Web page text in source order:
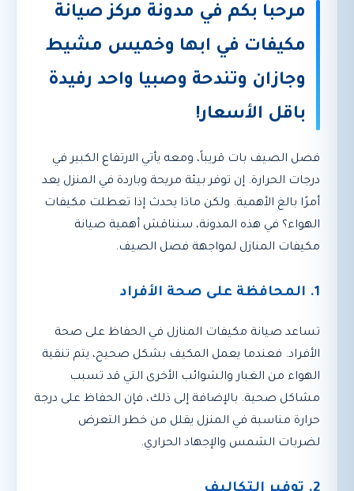
مرحبا بكم في مدونة مركز صيانة
مكيفات في ابها وخميس مشيط
وجازان وتندحة وصبيا واحد رفيدة
باقل الأسعار!
فصل الصيف بات قريباً، ومعه يأتي الارتفاع الكبير في
درجات الحرارة. إن توفر بيئة مريحة وباردة في المنزل يعد
أمرًا بالغ الأهمية. ولكن ماذا يحدث إذا تعطلت مكيفات
الهواء؟ في هذه المدونة، سنناقش أهمية صيانة
مكيفات المنازل لمواجهة فصل الصيف.
1. المحافظة على صحة الأفراد
تساعد صيانة مكيفات المنازل في الحفاظ على صحة
الأفراد. فعندما يعمل المكيف بشكل صحيح، يتم تنقية
الهواء من الغبار والشوائب الأخرى التي قد تسبب
مشاكل صحية. بالإضافة إلى ذلك، فإن الحفاظ على درجة
حرارة مناسبة في المنزل يقلل من خطر التعرض
لضربات الشمس والإجهاد الحراري.